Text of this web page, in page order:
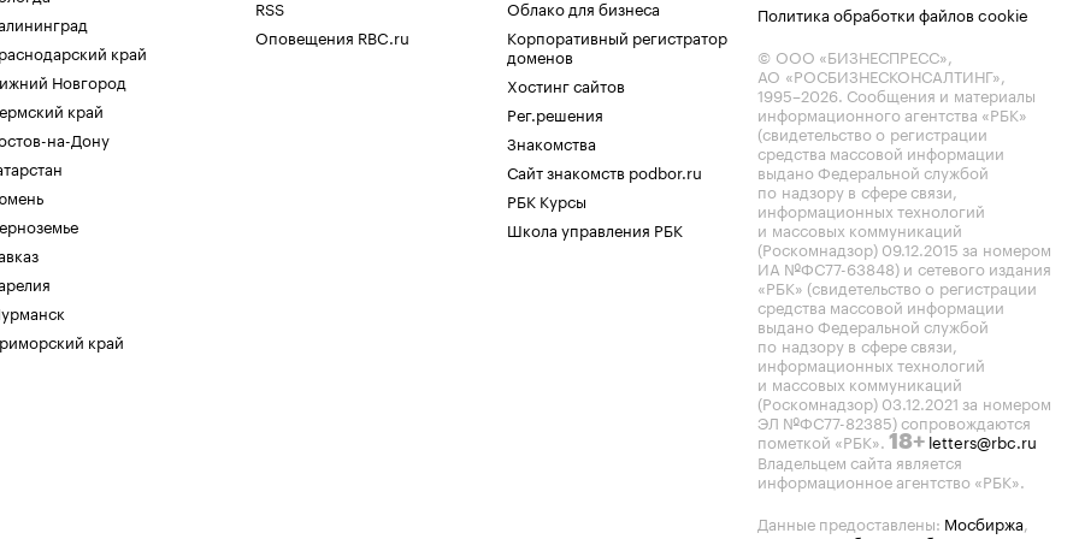
край
Новгород
край
на-Дону
край
RSS
Оповещения RBC.ru
Облако для бизнеса
Корпоративный регистратор
доменов
Хостинг сайтов
Рег.решения
Знакомства
Сайт знакомств podbor.ru
РБК Курсы
Школа управления РБК
Политика обработки файлов cookie
© ООО «БИЗНЕСПРЕСС»,
АО «РОСБИЗНЕСКОНСАЛТИНГ»,
1995–2026. Сообщения и материалы
информационного агентства «РБК»
(свидетельство о регистрации
средства массовой информации
выдано Федеральной службой
по надзору в сфере связи,
информационных технологий
и массовых коммуникаций
(Роскомнадзор) 09.12.2015 за номером
ИА №ФС77-63848) и сетевого издания
«РБК» (свидетельство о регистрации
средства массовой информации
выдано Федеральной службой
по надзору в сфере связи,
информационных технологий
и массовых коммуникаций
(Роскомнадзор) 03.12.2021 за номером
ЭЛ №ФС77-82385) сопровождаются
пометкой «РБК». 18+ letters@rbc.ru
Владельцем сайта является
информационное агентство «РБК».
Данные предоставлены: Мосбиржа,